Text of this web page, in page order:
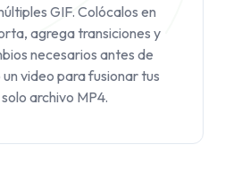
GIF. Colócalos en
agrega transiciones y
necesarios antes de
video para fusionar tus
archivo MP4.